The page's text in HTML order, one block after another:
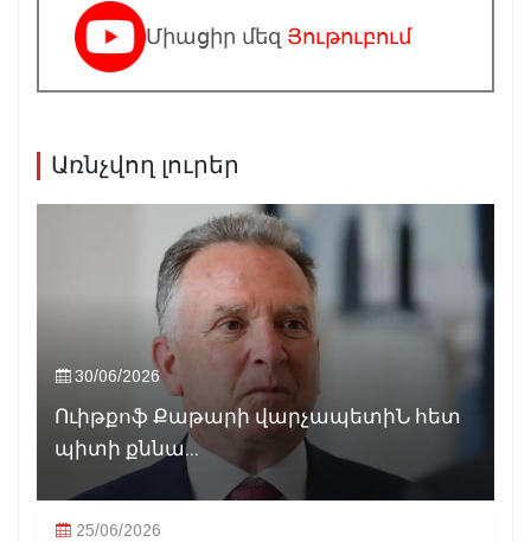
Միացիր մեզ Յութուբում
Առնչվող լուրեր
30/06/2026
Ուիթքոֆ Քաթարի վարչապետիՆ հետ
պիտի քննա...
25/06/2026